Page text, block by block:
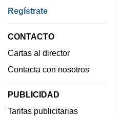
Regístrate
CONTACTO
Cartas al director
Contacta con nosotros
PUBLICIDAD
Tarifas publicitarias